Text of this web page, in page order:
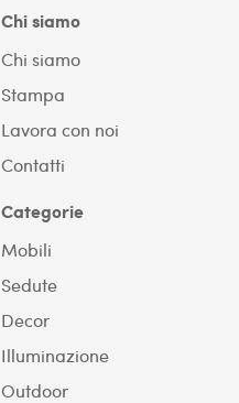
Chi siamo
Chi siamo
Stampa
Lavora con noi
Contatti
Categorie
Mobili
Sedute
Decor
Illuminazione
Outdoor